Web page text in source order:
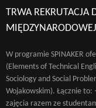
TRWA REKRUTACJA
W programie SPINAKER
(Elements of Technical
Sociology and Social
Wojakowskim). Łącznie to:
zajęcia razem ze